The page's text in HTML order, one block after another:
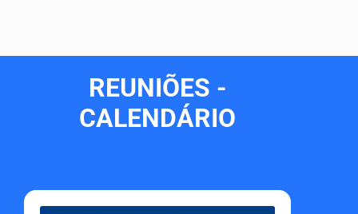
REUNIÕES -
CALENDÁRIO